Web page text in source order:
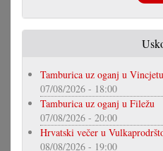
Tamburica uz oganj u Vincjetu
07/08/2026 - 18:00
Tamburica uz oganj u Filežu
07/08/2026 - 20:00
Hrvatski večer u
08/08/2026 - 19:00